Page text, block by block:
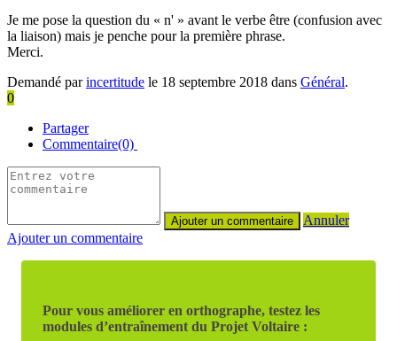
Je me pose la question du « n' » avant le verbe être (confusion avec
la liaison) mais je penche pour la première phrase.
Merci.
Demandé parincertitude le 18 septembre 2018 dans Général.
0
Partager
Commentaire(0)
Annuler
Ajouter un commentaire
Pour vous améliorer en orthographe, testez les
modules d’entraînement du Projet Voltaire :